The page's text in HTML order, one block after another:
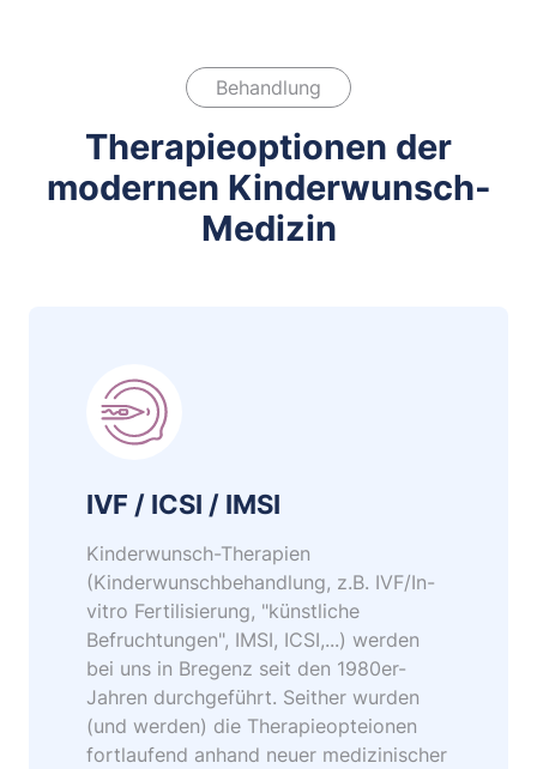
Behandlung
Therapieoptionen der
modernen Kinderwunsch-
Medizin
IVF / ICSI / IMSI
Kinderwunsch-Therapien
(Kinderwunschbehandlung, z.B. IVF/In-
vitro Fertilisierung, "künstliche
Befruchtungen", IMSI, ICSI,...) werden
bei uns in Bregenz seit den 1980er-
Jahren durchgeführt. Seither wurden
(und werden) die Therapieopteionen
fortlaufend anhand neuer medizinischer